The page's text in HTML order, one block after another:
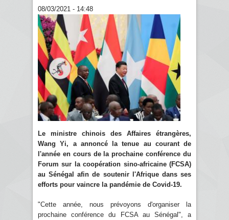
08/03/2021 - 14:48
Le ministre chinois des Affaires étrangères,
Wang Yi, a annoncé la tenue au courant de
l'année en cours de la prochaine conférence du
Forum sur la coopération sino-africaine (FCSA)
au Sénégal afin de soutenir l'Afrique dans ses
efforts pour vaincre la pandémie de Covid-19.
"Cette année, nous prévoyons d'organiser la
prochaine conférence du FCSA au Sénégal", a